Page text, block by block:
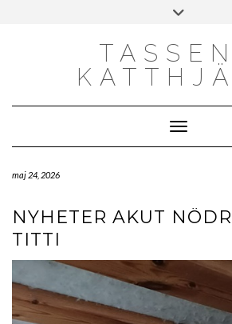
Toggle
Toggle
maj 24, 2026
NYHETER AKUT
TITTI